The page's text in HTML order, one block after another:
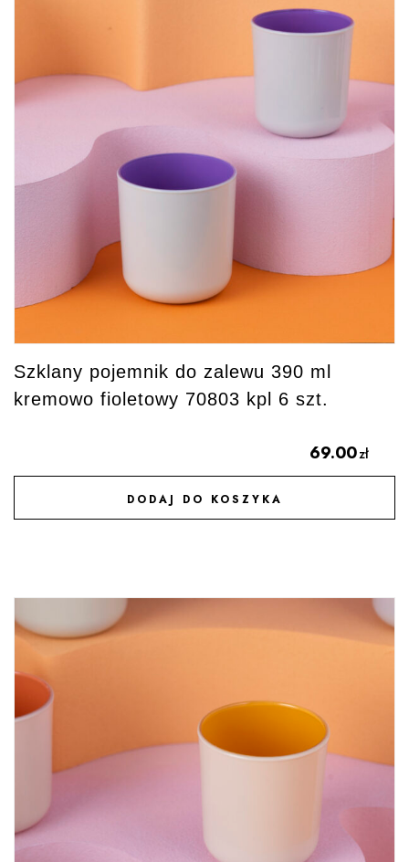
Szklany pojemnik do zalewu 390 ml
kremowo fioletowy 70803 kpl 6 szt.
69.00zł
DODAJ DO KOSZYKA
DODAJ DO ULUBIONYCH